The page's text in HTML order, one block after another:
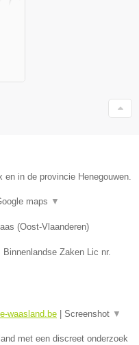
in de provincie Henegouwen.
maps ▼
(Oost-Vlaanderen)
Binnenlandse Zaken Lic nr.
waasland.be | Screenshot ▼
met een discreet onderzoek